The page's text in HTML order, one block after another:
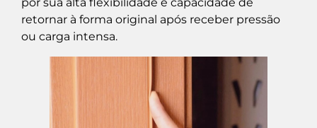
retornar à forma original após receber pressão
ou carga intensa.